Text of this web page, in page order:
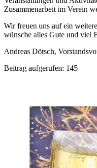
Zusammenarbeit im Verein
Wir freuen uns auf ein
wünsche alles Gute und viel
Andreas Dötsch,
Beitrag aufgerufen: 145